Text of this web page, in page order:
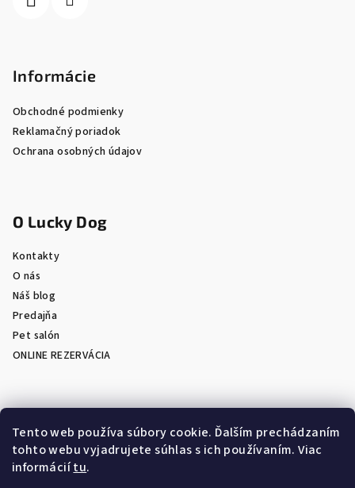
Tento web používa súbory cookie. Ďalším prechádzaním
tohto webu vyjadrujete súhlas s ich používaním. Viac
informáciítu.
Informácie
Obchodné podmienky
Reklamačný poriadok
Ochrana osobných údajov
O Lucky Dog
Kontakty
O nás
Náš blog
Predajňa
Pet salón
ONLINE REZERVÁCIA
Prijímame online platby